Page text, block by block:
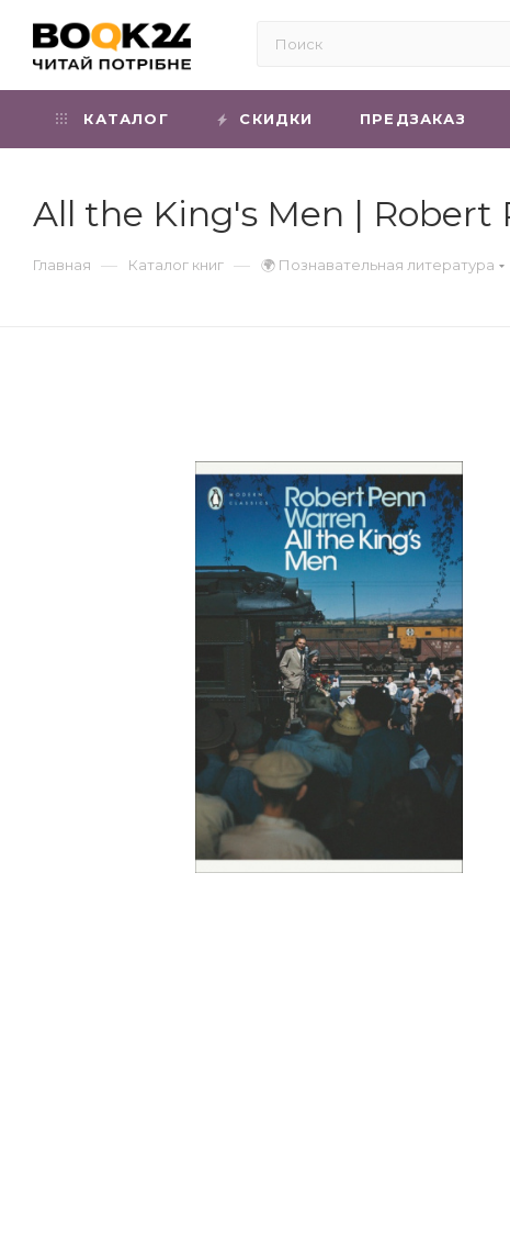
КАТАЛОГ СКИДКИ ПРЕДЗАКАЗ
All the King's Men | Robert
Главная — Каталог книг — 🌍 Познавательная литература